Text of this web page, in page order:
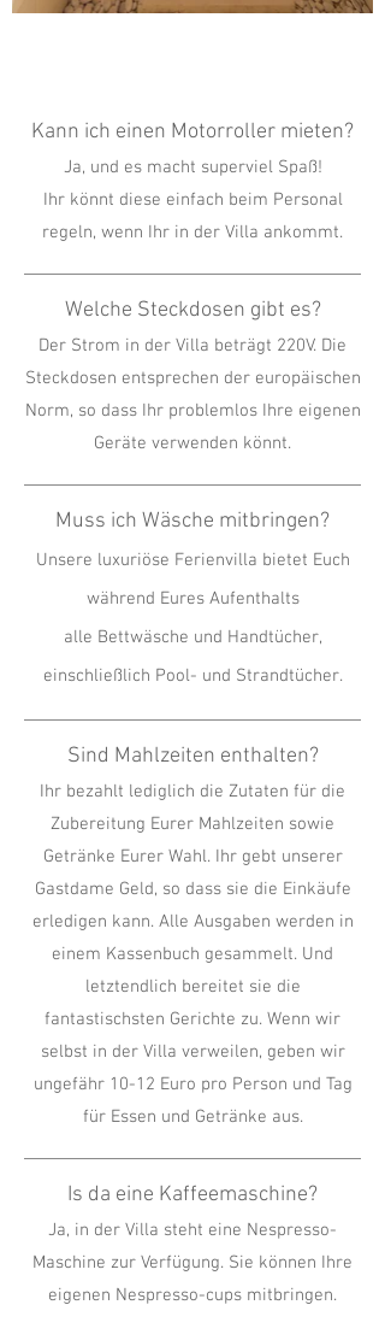
Kann ich einen Motorroller mieten?
Ja, und es macht superviel Spaß!
Ihr könnt diese einfach beim Personal
regeln, wenn Ihr in der Villa ankommt.
Welche Steckdosen gibt es?
Der Strom in der Villa beträgt 220V. Die
Steckdosen entsprechen der europäischen
Norm, so dass Ihr problemlos Ihre eigenen
Geräte verwenden könnt.
Muss ich Wäsche mitbringen?
Unsere luxuriöse Ferienvilla bietet Euch
während Eures Aufenthalts
alle Bettwäsche und Handtücher,
einschließlich Pool- und Strandtücher.
Sind Mahlzeiten enthalten?
Ihr bezahlt lediglich die Zutaten für die
Zubereitung Eurer Mahlzeiten sowie
Getränke Eurer Wahl. Ihr gebt unserer
Gastdame Geld, so dass sie die Einkäufe
erledigen kann. Alle Ausgaben werden in
einem Kassenbuch gesammelt. Und
letztendlich bereitet sie die
fantastischsten Gerichte zu. Wenn wir
selbst in der Villa verweilen, geben wir
ungefähr 10-12 Euro pro Person und Tag
für Essen und Getränke aus.
Is da eine Kaffeemaschine?
Ja, in der Villa steht eine Nespresso-
Maschine zur Verfügung. Sie können Ihre
eigenen Nespresso-cups mitbringen.